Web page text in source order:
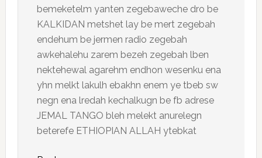
bemeketelm yanten zegebaweche dro be
KALKIDAN metshet lay be mert zegebah
endehum be jermen radio zegebah
awkehalehu zarem bezeh zegebah lben
nektehewal agarehm endhon wesenku ena
yhn melkt lakulh ebakhn enem ye tbeb sw
negn ena lredah kechalkugn be fb adrese
JEMAL TANGO bleh melekt anurelegn
beterefe ETHIOPIAN ALLAH ytebkat